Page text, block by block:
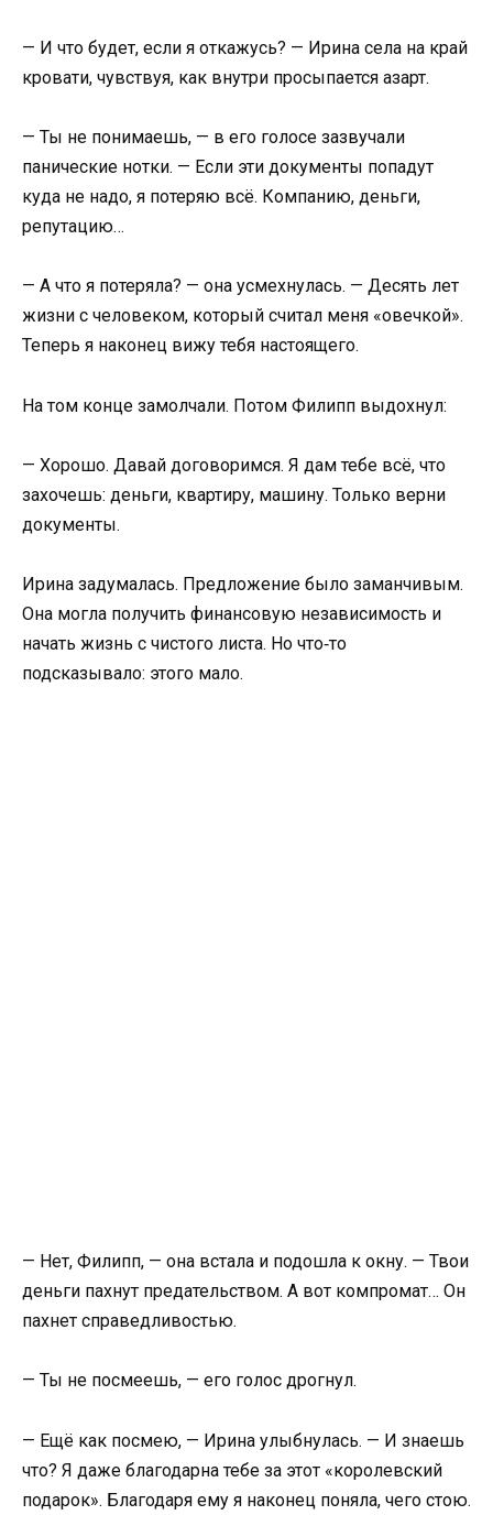
— И что будет, если я откажусь? — Ирина села на край
кровати, чувствуя, как внутри просыпается азарт.
— Ты не понимаешь, — в его голосе зазвучали
панические нотки. — Если эти документы попадут
куда не надо, я потеряю всё. Компанию, деньги,
репутацию…
— А что я потеряла? — она усмехнулась. — Десять лет
жизни с человеком, который считал меня «овечкой».
Теперь я наконец вижу тебя настоящего.
На том конце замолчали. Потом Филипп выдохнул:
— Хорошо. Давай договоримся. Я дам тебе всё, что
захочешь: деньги, квартиру, машину. Только верни
документы.
Ирина задумалась. Предложение было заманчивым.
Она могла получить финансовую независимость и
начать жизнь с чистого листа. Но что‑то
подсказывало: этого мало.
— Нет, Филипп, — она встала и подошла к окну. — Твои
деньги пахнут предательством. А вот компромат… Он
пахнет справедливостью.
— Ты не посмеешь, — его голос дрогнул.
— Ещё как посмею, — Ирина улыбнулась. — И знаешь
что? Я даже благодарна тебе за этот «королевский
подарок». Благодаря ему я наконец поняла, чего стою.